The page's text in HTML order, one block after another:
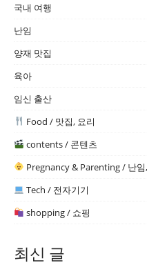
국내 여행
난임
양재 맛집
육아
임신 출산
Food / 맛집, 요리
contents / 콘텐츠
Pregnancy & Parenting / 난
Tech / 전자기기
shopping / 쇼핑
최신 글